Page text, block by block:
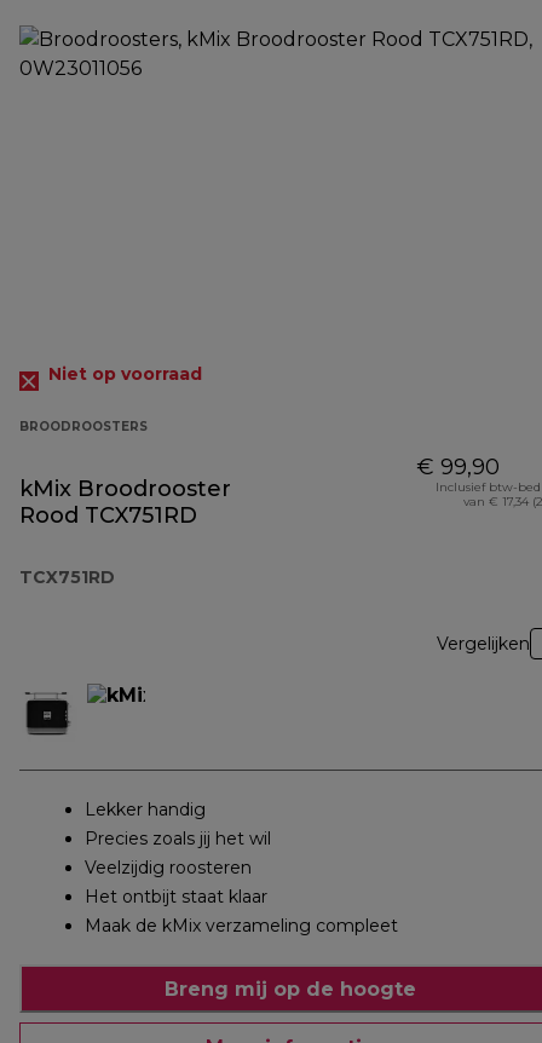
Niet op voorraad
BROODROOSTERS
kMix Broodrooster
Rood TCX751RD
TCX751RD
€ 99,90
Inclusief btw-
van € 17,34
Vergelijken
Lekker handig
Precies zoals jij het wil
Veelzijdig roosteren
Het ontbijt staat klaar
Maak de kMix verzameling compleet
Breng mij op de hoogte